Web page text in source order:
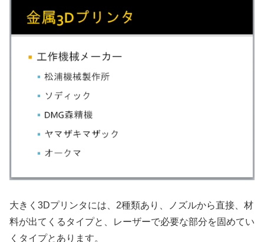
大きく3Dプリンタには、2種類あり、ノズルから直接、材
料が出てくるタイプと、レーザーで必要な部分を固めてい
くタイプとあります。